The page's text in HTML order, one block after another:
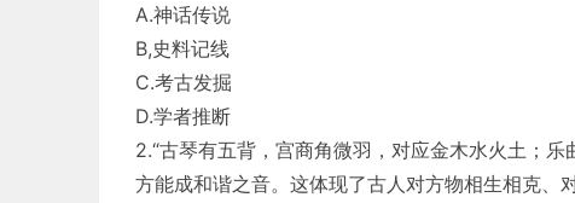
A.神话传说
B,史料记线
C.考古发掘
D.学者推断
2.“古琴有五背，宫商角微羽，对应金木水火土；
方能成和谐之音。这体现了古人对方物相生相克、